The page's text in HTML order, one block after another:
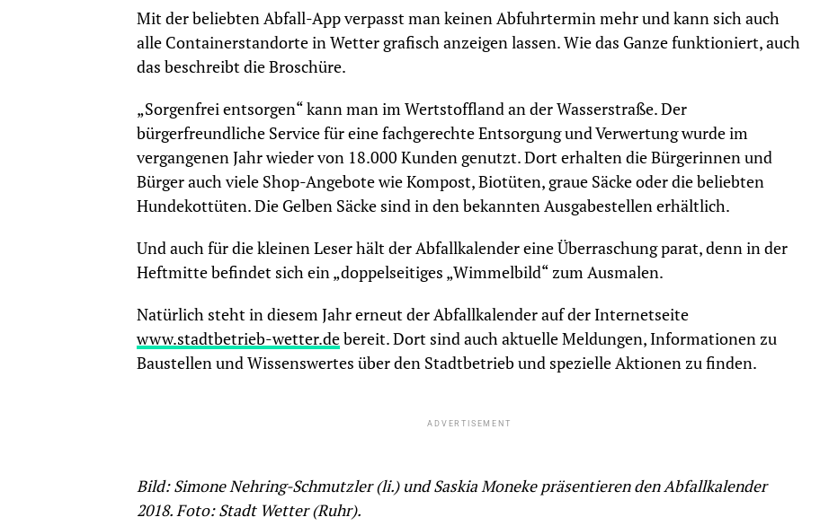
Mit der beliebten Abfall-App verpasst man keinen Abfuhrtermin mehr und kann sich auch
alle Containerstandorte in Wetter grafisch anzeigen lassen. Wie das Ganze funktioniert, auch
das beschreibt die Broschüre.
„Sorgenfrei entsorgen“ kann man im Wertstoffland an der Wasserstraße. Der
bürgerfreundliche Service für eine fachgerechte Entsorgung und Verwertung wurde im
vergangenen Jahr wieder von 18.000 Kunden genutzt. Dort erhalten die Bürgerinnen und
Bürger auch viele Shop-Angebote wie Kompost, Biotüten, graue Säcke oder die beliebten
Hundekottüten. Die Gelben Säcke sind in den bekannten Ausgabestellen erhältlich.
Und auch für die kleinen Leser hält der Abfallkalender eine Überraschung parat, denn in der
Heftmitte befindet sich ein „doppelseitiges „Wimmelbild“ zum Ausmalen.
Natürlich steht in diesem Jahr erneut der Abfallkalender auf der Internetseite
www.stadtbetrieb-wetter.debereit. Dort sind auch aktuelle Meldungen, Informationen zu
Baustellen und Wissenswertes über den Stadtbetrieb und spezielle Aktionen zu finden.
ADVERTISEMENT
Bild: Simone Nehring-Schmutzler (li.) und Saskia Moneke präsentieren den Abfallkalender
2018. Foto: Stadt Wetter (Ruhr).